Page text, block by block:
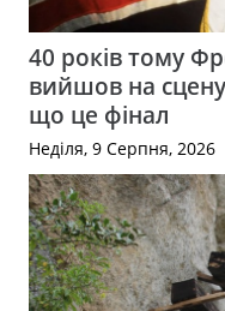
40 років тому
вийшов на сцену
що це фінал
Неділя, 9 Серпня, 2026